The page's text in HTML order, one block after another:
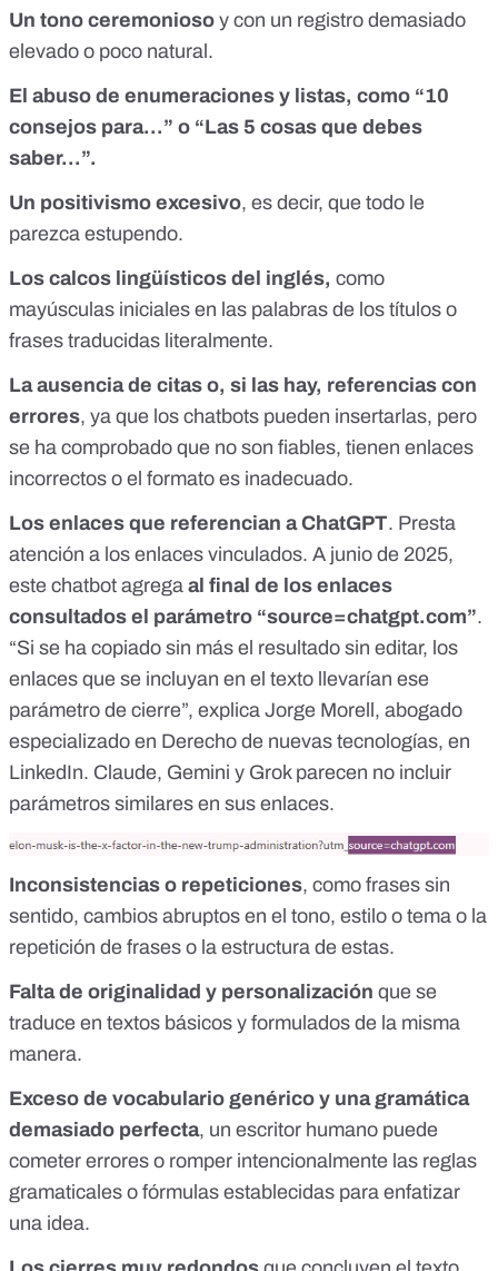
Un tono ceremonioso y con un registro demasiado
elevado o poco natural.
El abuso de enumeraciones y listas, como “10
consejos para…” o “Las 5 cosas que debes
saber…”.
Un positivismo excesivo, es decir, que todo le
parezca estupendo.
Los calcos lingüísticos del inglés, como
mayúsculas iniciales en las palabras de los títulos o
frases traducidas literalmente.
La ausencia de citas o, si las hay, referencias con
errores, ya que los chatbots pueden insertarlas, pero
se ha comprobado que no son fiables, tienen enlaces
incorrectos o el formato es inadecuado.
Los enlaces que referencian a ChatGPT. Presta
atención a los enlaces vinculados. A junio de 2025,
este chatbot agrega al final de los enlaces
consultados el parámetro “source=chatgpt.com”.
“Si se ha copiado sin más el resultado sin editar, los
enlaces que se incluyan en el texto llevarían ese
parámetro de cierre”, explica Jorge Morell, abogado
especializado en Derecho de nuevas tecnologías, en
LinkedIn. Claude, Gemini y Grok parecen no incluir
parámetros similares en sus enlaces.
Inconsistencias o repeticiones, como frases sin
sentido, cambios abruptos en el tono, estilo o tema o la
repetición de frases o la estructura de estas.
Falta de originalidad y personalización que se
traduce en textos básicos y formulados de la misma
manera.
Exceso de vocabulario genérico y una gramática
demasiado perfecta, un escritor humano puede
cometer errores o romper intencionalmente las reglas
gramaticales o fórmulas establecidas para enfatizar
una idea.